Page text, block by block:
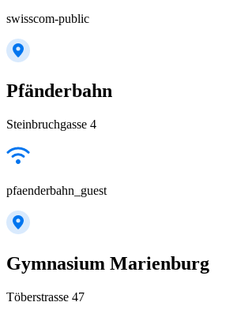
swisscom-public
Pfänderbahn
Steinbruchgasse 4
pfaenderbahn_guest
Gymnasium Marienburg
Töberstrasse 47